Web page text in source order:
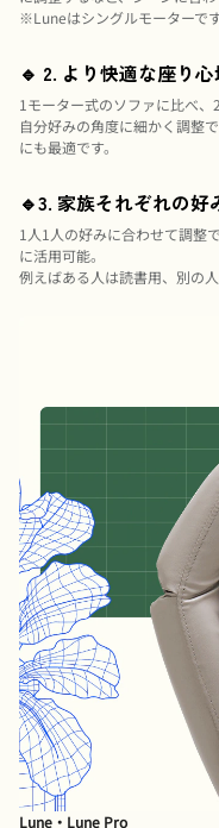
※Luneはシングルモーターで
🔹 2. より快適な座り
1モーター式のソファに比べ、
自分好みの角度に細かく調整
にも最適です。
🔹3. 家族それぞれの
1人1人の好みに合わせて調整
に活用可能。
例えばある人は読書用、別の
Lune・Lune Pro